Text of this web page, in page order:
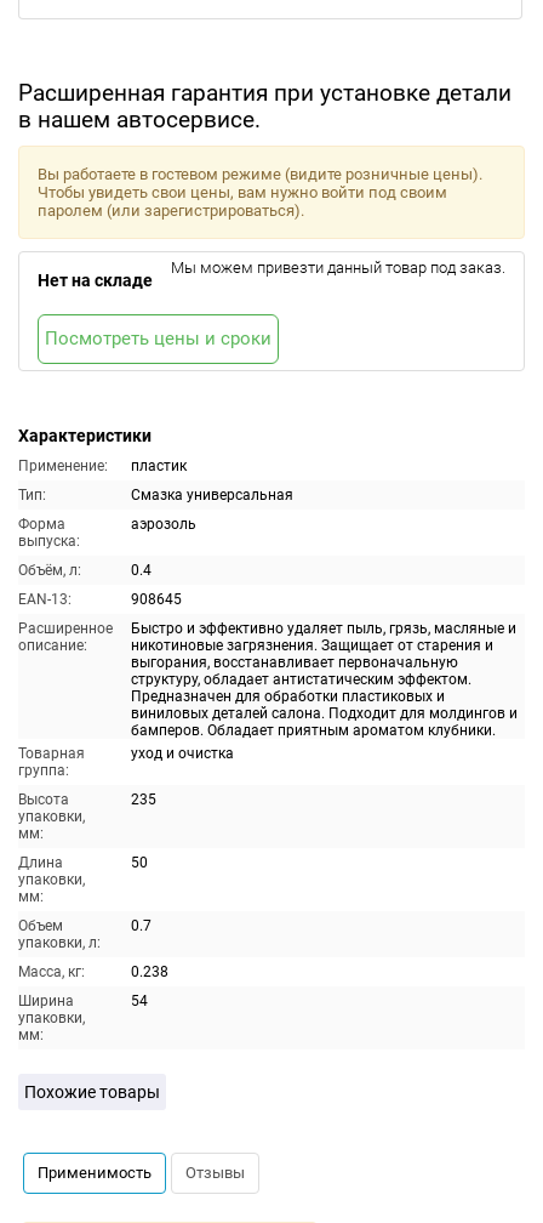
Расширенная гарантия при установке детали
в нашем автосервисе.
Характеристики
Применение:
пластик
Тип:
Смазка универсальная
Форма
выпуска:
аэрозоль
Объём, л:
0.4
EAN-13:
908645
Расширенное
описание:
Быстро и эффективно удаляет пыль, грязь, масляные и
никотиновые загрязнения. Защищает от старения и
выгорания, восстанавливает первоначальную
структуру, обладает антистатическим эффектом.
Предназначен для обработки пластиковых и
виниловых деталей салона. Подходит для молдингов и
бамперов. Обладает приятным ароматом клубники.
Товарная
группа:
уход и очистка
Высота
упаковки,
мм:
235
Длина
упаковки,
мм:
50
Объем
упаковки, л:
0.7
Масса, кг:
0.238
Ширина
упаковки,
мм:
54
Вы работаете в гостевом режиме (видите розничные цены).
Чтобы увидеть свои цены, вам нужно войти под своим
паролем (или зарегистрироваться).
Нет на складе
Мы можем привезти данный товар под заказ.
Посмотреть цены и сроки
Похожие товары
Применимость Отзывы